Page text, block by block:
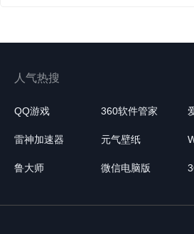
人气热搜
QQ游戏 360软件管家
雷神加速器 元气壁纸
鲁大师 微信电脑版